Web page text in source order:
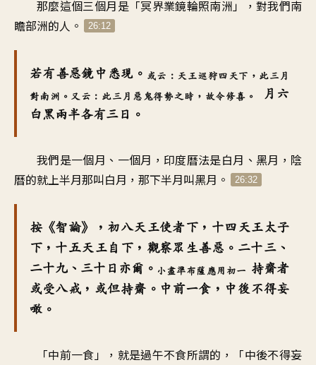
那麼這個三個月是「冥界業鏡輪照南洲」，對我們南
瞻部洲的人。
26:12
若有善惡鏡中悉現。 或云：天王巡狩四天下，此三月
對南洲。又云：此三月惡鬼得勢之時，故令修喜。
月六
白黑兩半各有三日。
我們是一個月、一個月，印度曆法是白月、黑月，陰
曆的就上半月那叫白月，那下半月叫黑月。
26:32
按《智論》，初八天王使者下，十四天王太子
下，十五天王自下，觀察眾生善惡。二十三、
二十九、三十日亦爾。 小盡準布薩應用初一 持齋者
或受八戒，或但持齋。中前一食，中後不得妄
噉。
「中前一食」，就是過午不食所謂的，「中後不得妄